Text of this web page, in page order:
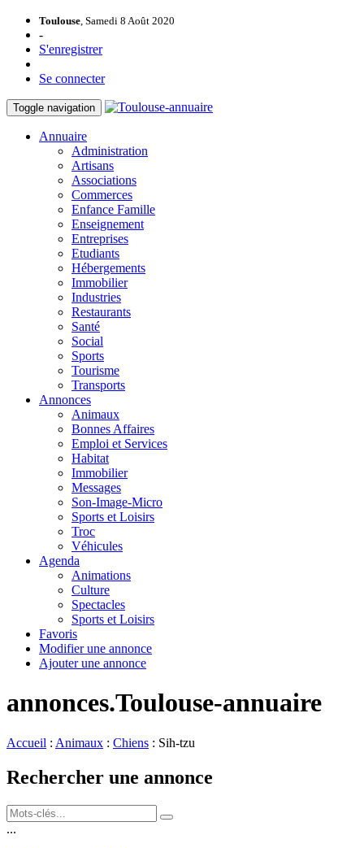
Toulouse, Samedi 8 Août 2020
-
S'enregistrer
Se connecter
Toggle navigation
Annuaire
Administration
Artisans
Associations
Commerces
Enfance Famille
Enseignement
Entreprises
Etudiants
Hébergements
Immobilier
Industries
Restaurants
Santé
Social
Sports
Tourisme
Transports
Annonces
Animaux
Bonnes Affaires
Emploi et Services
Habitat
Immobilier
Messages
Son-Image-Micro
Sports et Loisirs
Troc
Véhicules
Agenda
Animations
Culture
Spectacles
Sports et Loisirs
Favoris
Modifier une annonce
Ajouter une annonce
annonces.Toulouse-annuaire
Accueil : Animaux : Chiens : Sih-tzu
Rechercher une annonce
...